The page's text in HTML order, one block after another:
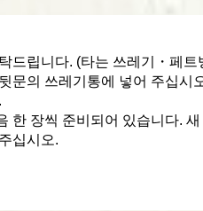
드립니다. (타는 쓰레기・페트
문의 쓰레기통에 넣어 주십시
한 장씩 준비되어 있습니다.
십시오.